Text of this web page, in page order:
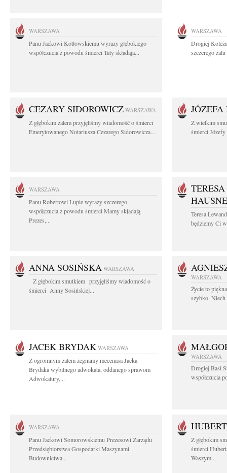
WARSZAWA
Panu Jackowi Kotłowskiemu wyrazy głębokiego
współczucia z powodu śmierci Taty składają...
WARSZAWA
Drogiej
szczerego
CEZARY SIDOROWICZ WARSZAWA
Z głębokim żalem przyjęliśmy wiadomość o śmierci
Emerytowanego Notariusza Cezarego Sidorowicza...
Z wielkim
śmierci
WARSZAWA
Panu Robertowi Lupie wyrazy szczerego
współczucia z powodu śmierci Mamy składają
Prezes,...
Teresa
będziemy Ci
ANNA SOSIŃSKA WARSZAWA
Z głębokim smutkiem przyjęliśmy wiadomość o
śmierci Anny Sosińskiej...
WARSZAWA
Życie to
szybko. Niech
JACEK BRYDAK WARSZAWA
Z ogromnym żalem żegnamy mecenasa Jacka
Brydaka wybitnego adwokata, oddanego sprawom
Adwokatury,...
WARSZAWA
Drogiej Basi
współczucia
WARSZAWA
Panu Jackowi Somorowskiemu Prezesowi Zarządu
Przedsiębiorstwa Gospodarki Maszynami
Budownictwa...
Z głębokim
śmierci
Waszym...